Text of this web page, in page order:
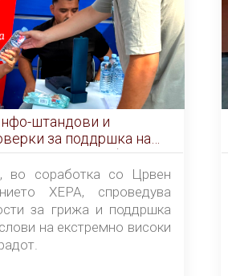
штандови и
за поддршка на
на топлотен бран
во соработка со Црвен
ХЕРА, спроведува
за грижа и поддршка
на екстремно високи